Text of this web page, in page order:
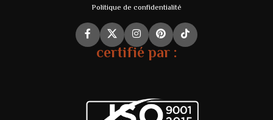
Politique de confidentialité
certifié par :